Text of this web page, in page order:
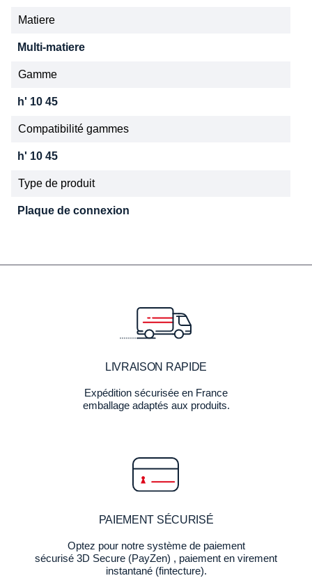
Matiere
Multi-matiere
Gamme
h' 10 45
Compatibilité gammes
h' 10 45
Type de produit
Plaque de connexion
LIVRAISON RAPIDE
Expédition sécurisée en France
emballage adaptés aux produits.
PAIEMENT SÉCURISÉ
Optez pour notre système de paiement
sécurisé 3D Secure (PayZen) , paiement en virement
instantané (fintecture).